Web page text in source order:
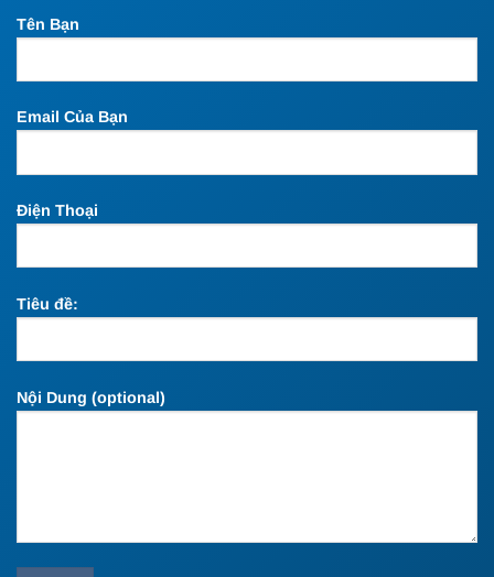
Tên Bạn
Email Của Bạn
Điện Thoại
Tiêu đề:
Nội Dung (optional)